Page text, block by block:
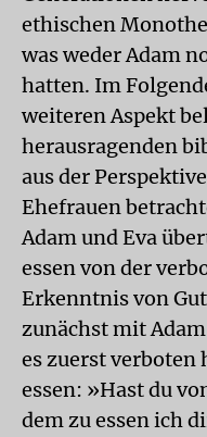
ethischen
was weder Adam
hatten. Im
weiteren Aspekt
herausragenden
aus der
Ehefrauen
Adam und Eva
essen von der
Erkenntnis von
zunächst mit
es zuerst verboten
essen: »Hast du
dem zu essen ich